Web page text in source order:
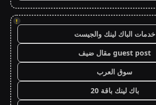
!
خدمات الباك لينك والجيست
guest post مقال ضيف
سوق العرب
باك لينك باقة 20